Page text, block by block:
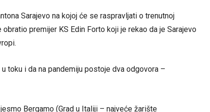
Sarajevo na kojoj će se raspravljati o trenutnoj
premijer KS Edin Forto koji je rekao da je Sarajevo
toku i da na pandemiju postoje dva odgovora –
Bergamo (Grad u Italiji – najveće žarište